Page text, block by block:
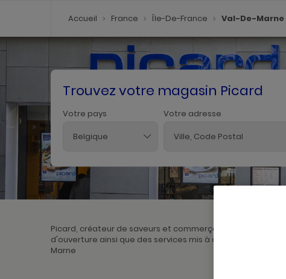
Accueil France Île-De-France Val-De-Marne
Trouvez votre magasin Picard
Votre pays
Belgique
Votre adresse
Picard, créateur de saveurs et commerçant de proximité,
d'ouverture ainsi que des services mis à disposition par
Marne